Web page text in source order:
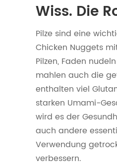
Wiss. Die
Pilze sind eine
Chicken Nuggets
Pilzen, Faden
mahlen auch die
enthalten viel
starken Umami-
wird es der
auch andere
Verwendung
verbessern.